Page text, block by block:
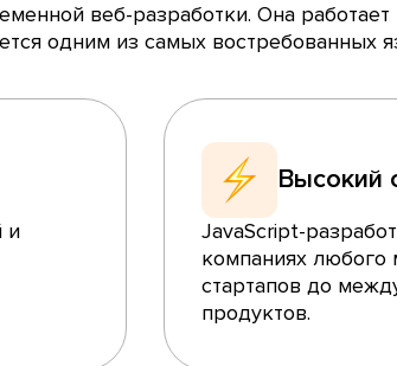
веб-разработки. Она работает
одним из самых востребованных
и
Высокий
JavaScript-
компаниях любого
стартапов до
продуктов.